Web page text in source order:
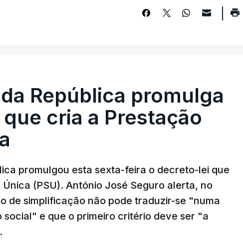
República promulga
cria a Prestação
promulgou esta sexta-feira o decreto-lei que
(PSU). António José Seguro alerta, no
de simplificação não pode traduzir-se "numa
social" e que o primeiro critério deve ser "a